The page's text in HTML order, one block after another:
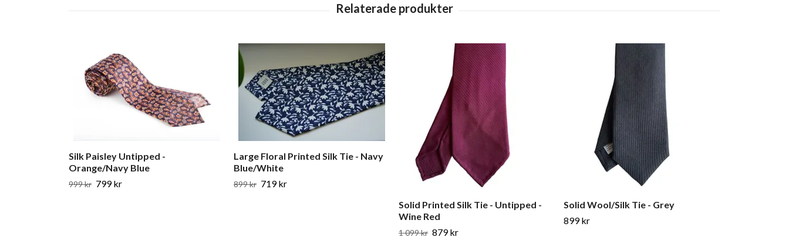
Silk Paisley Untipped -
Orange/Navy Blue
999 kr 799 kr
Large Floral Printed Silk Tie - Navy
Blue/White
899 kr 719 kr
Solid Printed Silk Tie - Untipped -
Wine Red
1 099 kr 879 kr
Solid Wool/Silk Tie - Grey
899 kr